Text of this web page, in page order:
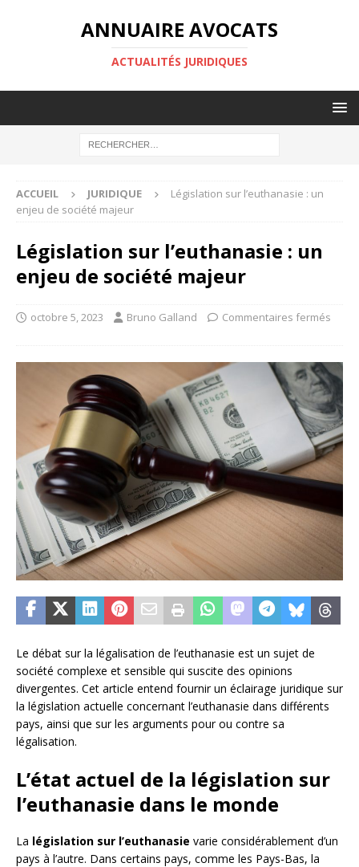
ANNUAIRE AVOCATS
ACTUALITÉS JURIDIQUES
ACCUEIL JURIDIQUE
Législation sur l’euthanasie : un
enjeu de société majeur
Législation sur l’euthanasie : un
enjeu de société majeur
octobre 5, 2023 Bruno Galland Commentaires fermés
Le débat sur la légalisation de l’euthanasie est un sujet de
société complexe et sensible qui suscite des opinions
divergentes. Cet article entend fournir un éclairage juridique sur
la législation actuelle concernant l’euthanasie dans différents
pays, ainsi que sur les arguments pour ou contre sa
légalisation.
L’état actuel de la législation sur
l’euthanasie dans le monde
La législation sur l’euthanasie varie considérablement d’un
pays à l’autre. Dans certains pays, comme les Pays-Bas, la